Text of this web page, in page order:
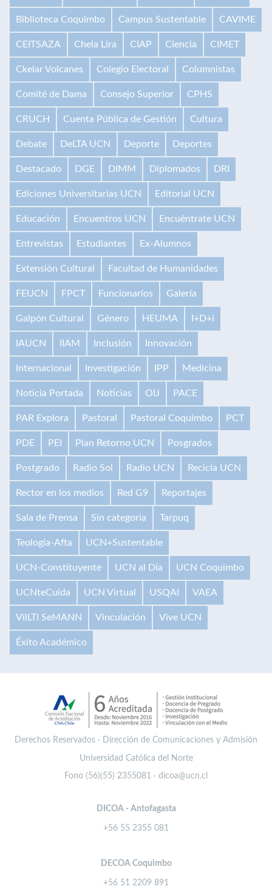
Biblioteca Coquimbo Campus Sustentable CAVIME
CEITSAZA Chela Lira CIAP Ciencia CIMET
Ckelar Volcanes Colegio Electoral Columnistas
Comité de Dama Consejo Superior CPHS
CRUCH Cuenta Pública de Gestión Cultura
Debate DeLTA UCN Deporte Deportes
Destacado DGE DIMM Diplomados DRI
Ediciones Universitarias UCN Editorial UCN
Educación Encuentros UCN Encuéntrate UCN
Entrevistas Estudiantes Ex-Alumnos
Extensión Cultural Facultad de Humanidades
FEUCN FPCT Funcionarios Galería
Galpón Cultural Género HEUMA I+D+i
IAUCN IIAM Inclusión Innovación
Internacional Investigación IPP Medicina
Noticia Portada Noticias OIJ PACE
PAR Explora Pastoral Pastoral Coquimbo PCT
PDE PEI Plan Retorno UCN Posgrados
Postgrado Radio Sol Radio UCN Recicla UCN
Rector en los medios Red G9 Reportajes
Sala de Prensa Sin categoría Tarpuq
Teología-Afta UCN+Sustentable
UCN-Constituyente UCN al Día UCN Coquimbo
UCNteCuida UCN Virtual USQAI VAEA
VilLTI SeMANN Vinculación Vive UCN
Éxito Académico
Derechos Reservados · Dirección de Comunicaciones y Admisión
Universidad Católica del Norte
Fono (56)(55) 2355081 · dicoa@ucn.cl
DICOA - Antofagasta
+56 55 2355 081
DECOA Coquimbo
+56 51 2209 891